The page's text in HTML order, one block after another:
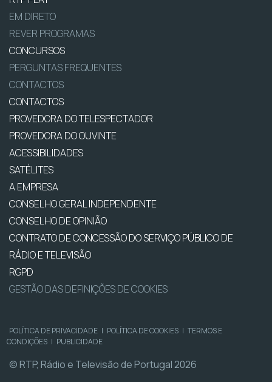
EM DIRETO
REVER PROGRAMAS
CONCURSOS
PERGUNTAS FREQUENTES
CONTACTOS
CONTACTOS
PROVEDORA DO TELESPECTADOR
PROVEDORA DO OUVINTE
ACESSIBILIDADES
SATÉLITES
A EMPRESA
CONSELHO GERAL INDEPENDENTE
CONSELHO DE OPINIÃO
CONTRATO DE CONCESSÃO DO SERVIÇO PÚBLICO DE
RÁDIO E TELEVISÃO
RGPD
GESTÃO DAS DEFINIÇÕES DE COOKIES
POLÍTICA DE PRIVACIDADE | POLÍTICA DE COOKIES | TERMOS E
CONDIÇÕES | PUBLICIDADE
© RTP, Rádio e Televisão de Portugal 2026